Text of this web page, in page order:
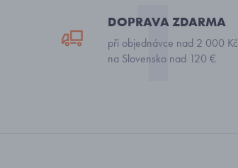
DOPRAVA ZDARMA
při objednávce nad 2 000 Kč
na Slovensko nad 120 €